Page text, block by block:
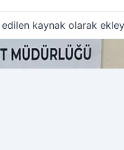
kaynak olarak